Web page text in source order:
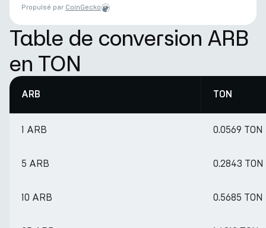
Propulsé par CoinGecko
Table de conversion ARB
en TON
ARB TON
1 ARB 0.0569 TON
5 ARB 0.2843 TON
10 ARB 0.5685 TON